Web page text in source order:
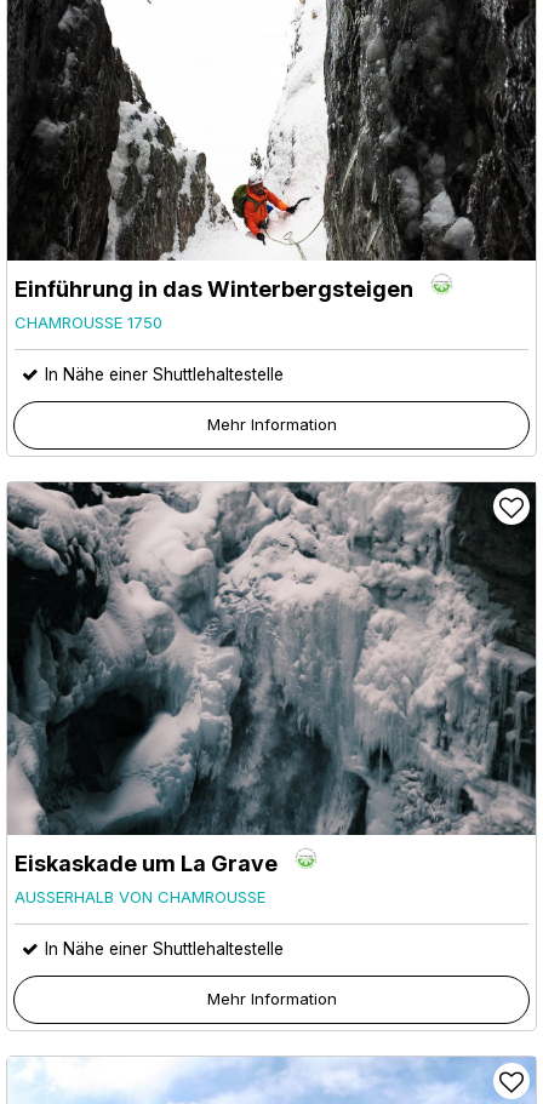
Einführung in das Winterbergsteigen
CHAMROUSSE 1750
In Nähe einer Shuttlehaltestelle
Mehr Information
Eiskaskade um La Grave
AUSSERHALB VON CHAMROUSSE
In Nähe einer Shuttlehaltestelle
Mehr Information